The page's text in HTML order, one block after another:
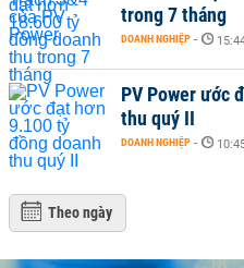
trong 7 tháng
DOANH NGHIỆP -
PV Power ước
thu quý II
DOANH NGHIỆP -
Theo ngày